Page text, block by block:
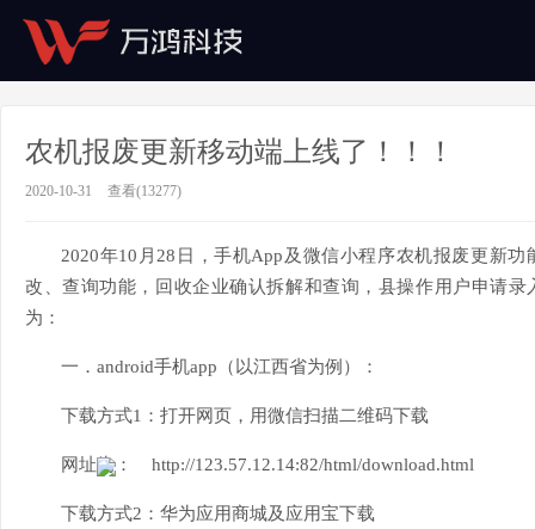
农机报废更新移动端上线了！！！
2020-10-31 查看(13277)
2020年10月28日，手机App及微信小程序农机报废更新
改、查询功能，回收企业确认拆解和查询，县操作用户申请
为：
一． android手机app（以江西省为例）：
下载方式1：打开网页，用微信扫描二维码下载
网址为： http://123.57.12.14:82/html/download.html
下载方式2：华为应用商城及应用宝下载